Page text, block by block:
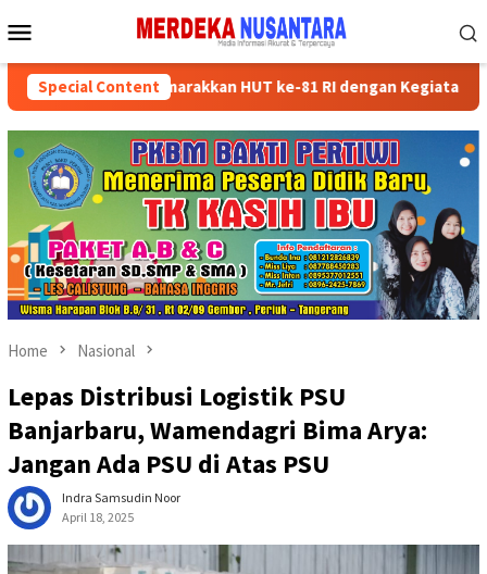
to
Menu
Special Content
Partai Semarakkan HUT ke-81 RI dengan Kegiatan Sosial
Home Nasional
Lepas Distribusi Logistik PSU
Banjarbaru, Wamendagri Bima Arya:
Jangan Ada PSU di Atas PSU
Indra Samsudin Noor
April 18, 2025